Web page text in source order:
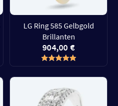
LG Ring 585 Gelbgold
Brillanten
904,00 €